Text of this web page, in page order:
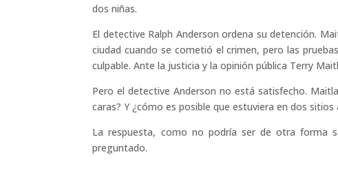
dos niñas.
El detective Ralph Anderson ordena su detención.
ciudad cuando se cometió el crimen, pero las
culpable. Ante la justicia y la opinión pública Terry
Pero el detective Anderson no está satisfecho.
caras? Y ¿cómo es posible que estuviera en dos sitios
La respuesta, como no podría ser de otra forma
preguntado.